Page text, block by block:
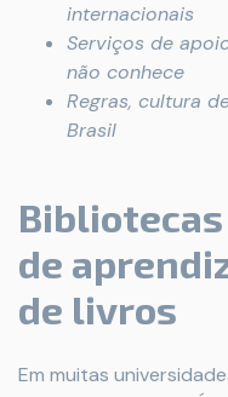
internacionais
Serviços de
não conhece
Regras, cultura
Brasil
de
de livros
Em muitas